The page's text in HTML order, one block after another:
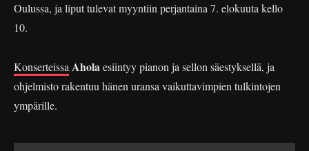
Oulussa, ja liput tulevat myyntiin perjantaina 7. elokuuta kello
10.
KonserteissaAholaesiintyy pianon ja sellon säestyksellä, ja
ohjelmisto rakentuu hänen uransa vaikuttavimpien tulkintojen
ympärille.